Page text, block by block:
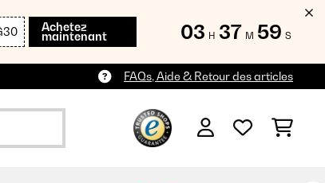
Achetez
maintenant 03 H 37 M 59 S
FAQs, Aide & Retour des articles